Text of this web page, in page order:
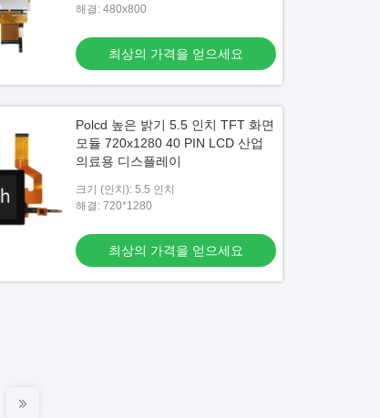
해결: 480x800
최상의 가격을 얻으세요
Polcd 높은 밝기 5.5 인치 TFT 화면
모듈 720x1280 40 PIN LCD 산업
의료용 디스플레이
크기 (인치): 5.5 인치
해결: 720*1280
최상의 가격을 얻으세요